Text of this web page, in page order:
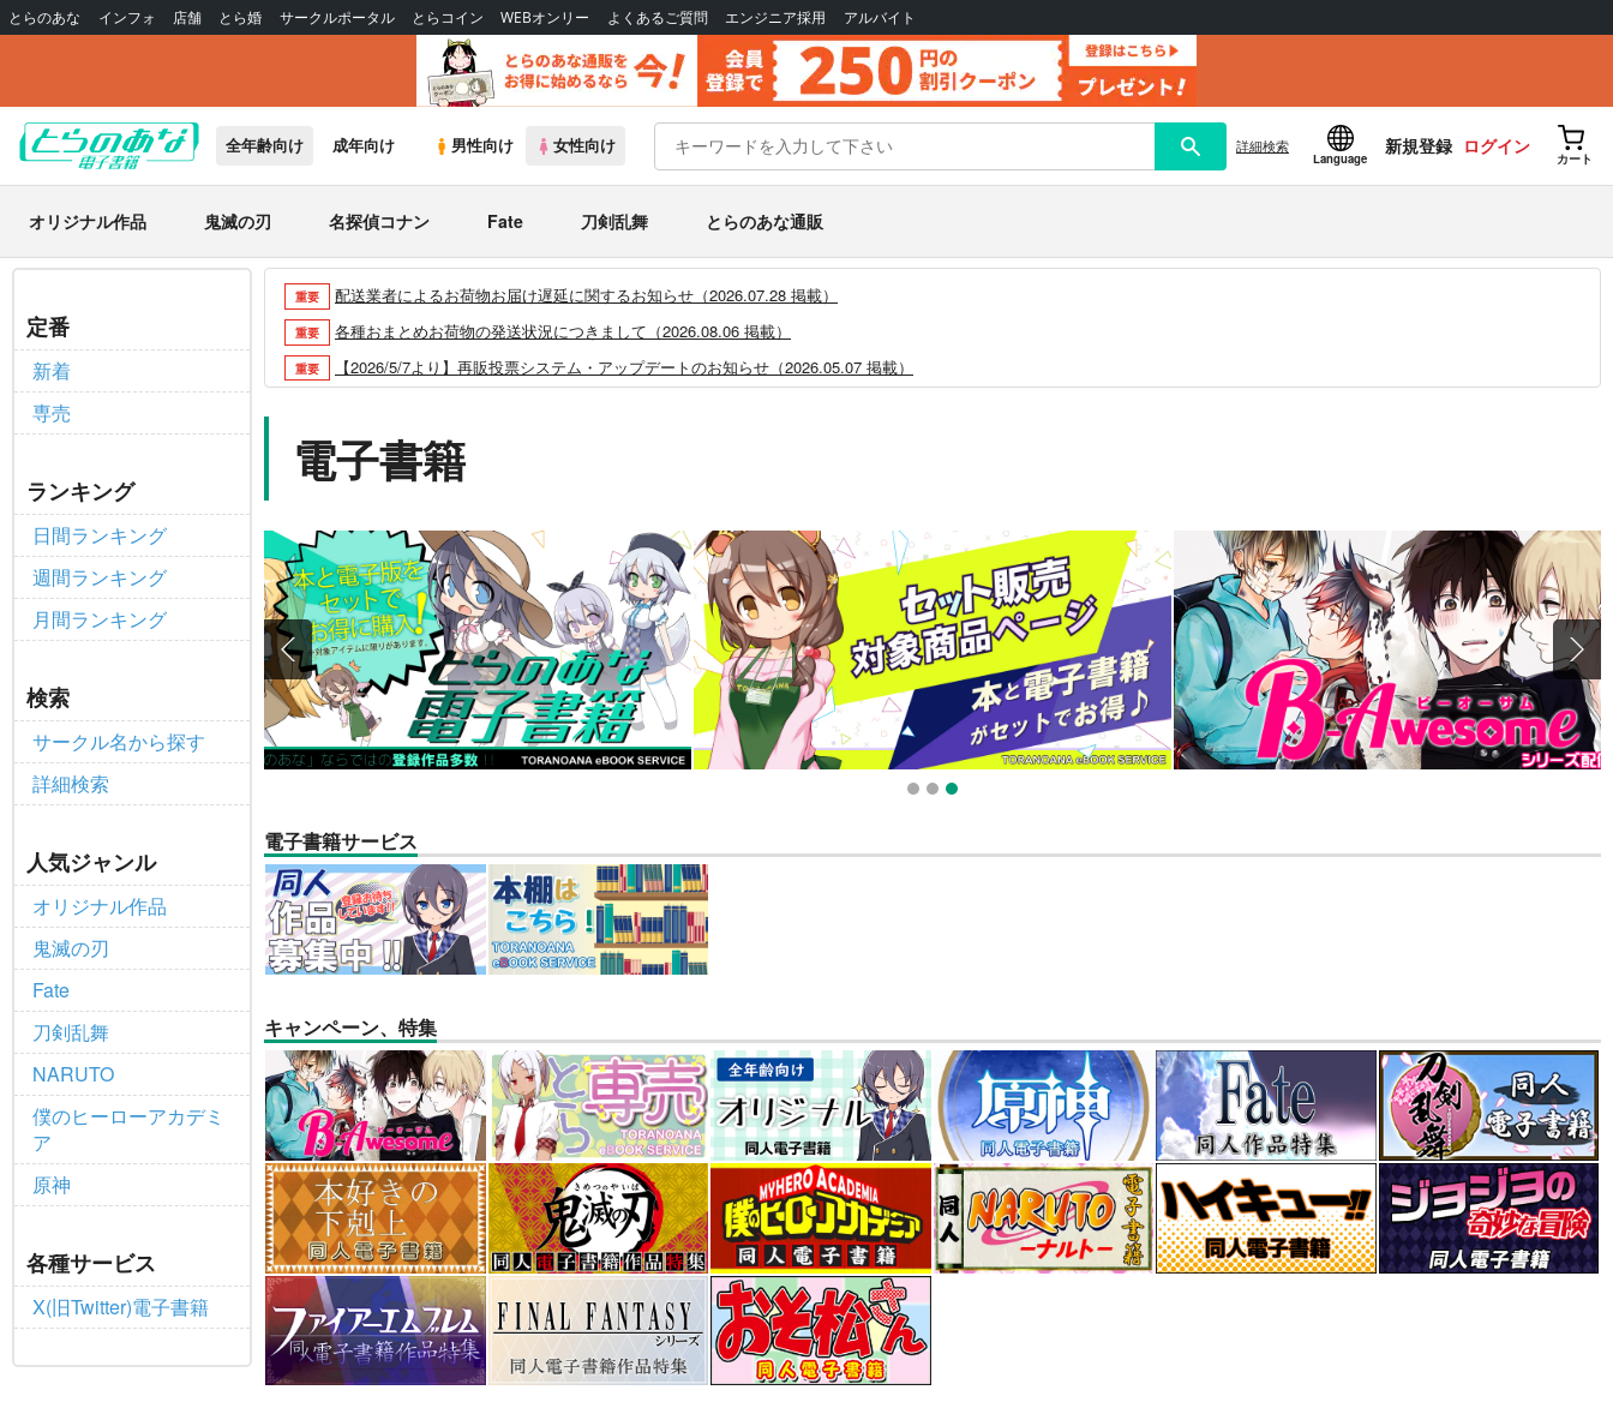
とらのあな インフォ 店舗 とら婚 サークルポータル とらコイン WEBオンリー よくあるご質問 エンジニア採用 アルバイト
全年齢向け 成年向け 男性向け 女性向け 詳細検索
Language
新規登録 ログイン
カート
オリジナル作品 鬼滅の刃 名探偵コナン Fate 刀剣乱舞 とらのあな通販
定番
新着
専売
ランキング
日間ランキング
週間ランキング
月間ランキング
検索
サークル名から探す
詳細検索
人気ジャンル
オリジナル作品
鬼滅の刃
Fate
刀剣乱舞
NARUTO
僕のヒーローアカデミ
ア
原神
各種サービス
X(旧Twitter)電子書籍
重要 配送業者によるお荷物お届け遅延に関するお知らせ（2026.07.28 掲載）
重要 各種おまとめお荷物の発送状況につきまして（2026.08.06 掲載）
重要 【2026/5/7より】再販投票システム・アップデートのお知らせ（2026.05.07 掲載）
重要 おまとめサイクル「定期便(月2)」一般会員様の利用再開のお知らせ（2026.02.05 掲載）
重要 「とらのあな×駿河屋日本橋乙女同人誌館」通販店頭受取サービス開始のお知らせ（2026.01.05 更新｜2025.12.30 掲載）
重要 個人情報保護方針の改定について（2025.09.19 更新｜2025.08.01 掲載）
重要 ポイント付与・管理体制改定のお知らせ（2024.11.20 掲載）
全てのお知らせを見る
電子書籍
1 2 3
電子書籍サービス
キャンペーン、特集